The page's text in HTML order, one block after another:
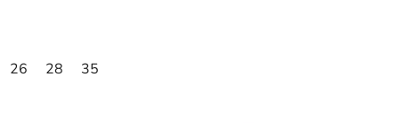
26 28 35